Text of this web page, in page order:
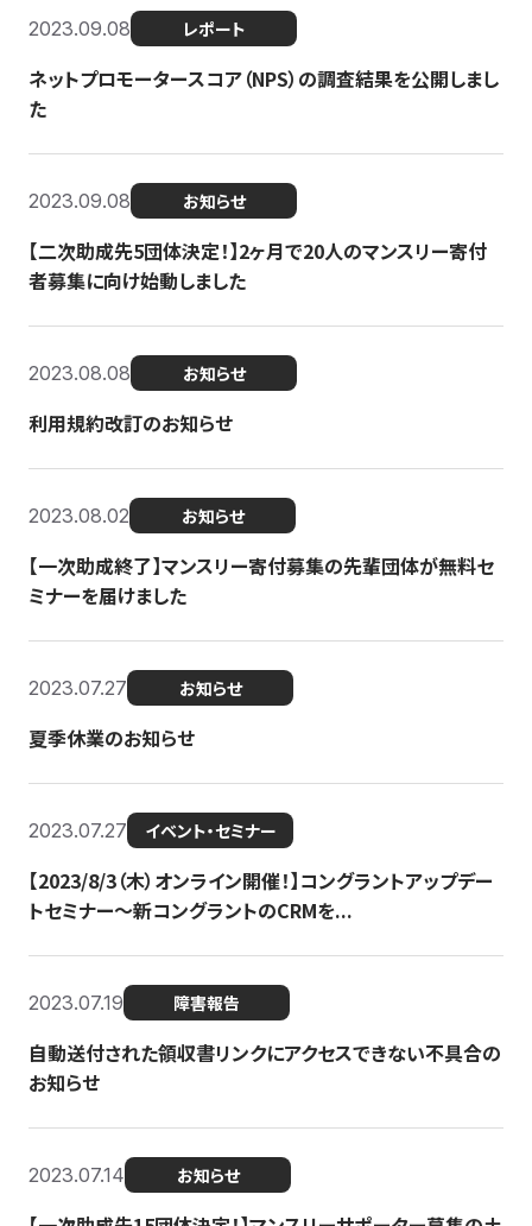
2023.09.08 レポート
ネットプロモータースコア（NPS）の調査結果を公開しまし
た
2023.09.08 お知らせ
【二次助成先5団体決定！】2ヶ月で20人のマンスリー寄付
者募集に向け始動しました
2023.08.08 お知らせ
利用規約改訂のお知らせ
2023.08.02 お知らせ
【一次助成終了】マンスリー寄付募集の先輩団体が無料セ
ミナーを届けました
2023.07.27 お知らせ
夏季休業のお知らせ
2023.07.27 イベント・セミナー
【2023/8/3（木）オンライン開催！】コングラントアップデー
トセミナー〜新コングラントのCRMを...
2023.07.19 障害報告
自動送付された領収書リンクにアクセスできない不具合の
お知らせ
2023.07.14 お知らせ